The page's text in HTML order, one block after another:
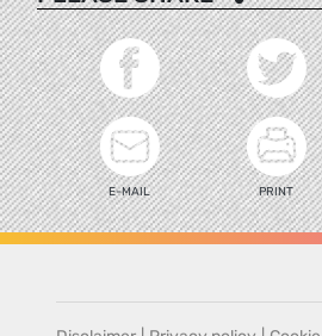
E-MAIL PRINT